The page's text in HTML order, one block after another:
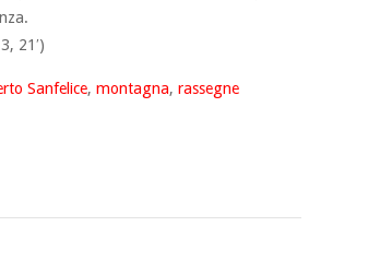
21′)
Sanfelice, montagna, rassegne